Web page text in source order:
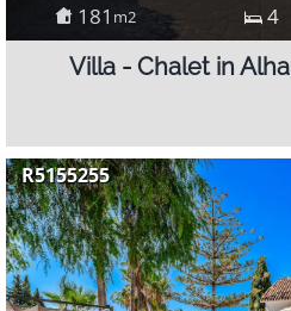
181 m2 4
Villa - Chalet in
R5155255